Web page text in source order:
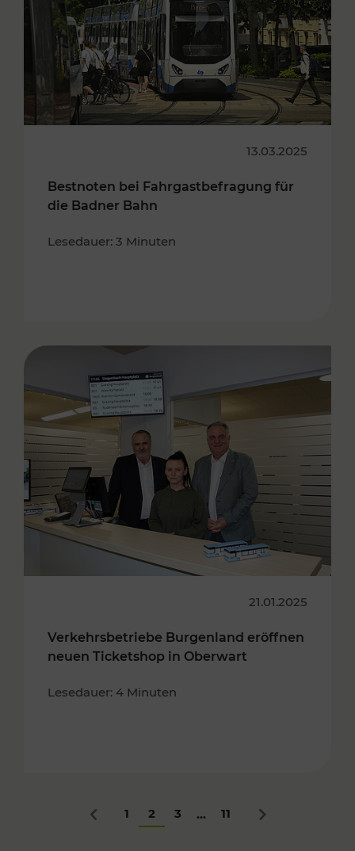
13.03.2025
Bestnoten bei Fahrgastbefragung für
die Badner Bahn
Lesedauer: 3 Minuten
21.01.2025
Verkehrsbetriebe Burgenland eröffnen
neuen Ticketshop in Oberwart
Lesedauer: 4 Minuten
Zurück
1 2 3 ... 11 Nächstes